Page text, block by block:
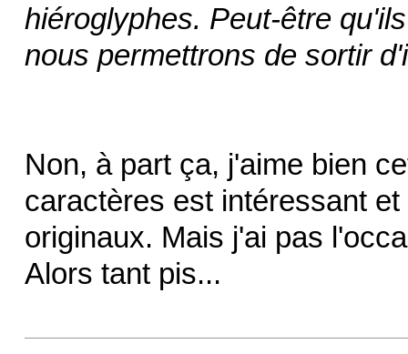
hiéroglyphes. Peut-être
nous permettrons de sortir
Non, à part ça, j'aime bien
caractères est intéressant
originaux. Mais j'ai pas
Alors tant pis...